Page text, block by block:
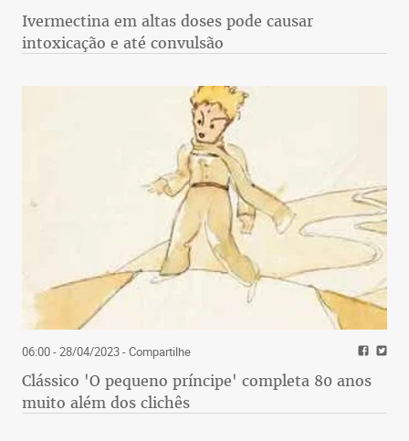
Ivermectina em altas doses pode causar
intoxicação e até convulsão
06:00 - 28/04/2023- Compartilhe
Clássico 'O pequeno príncipe' completa 80 anos
muito além dos clichês